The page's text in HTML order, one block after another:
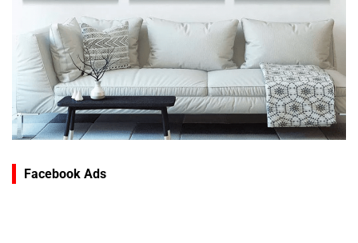
Facebook Ads